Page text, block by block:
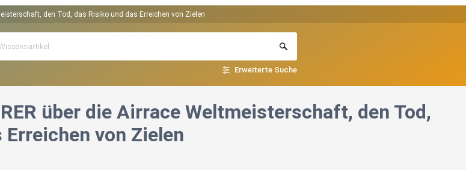
den Tod, das Risiko und das Erreichen von Zielen
Erweiterte Suche
über die Airrace Weltmeisterschaft, den Tod,
von Zielen